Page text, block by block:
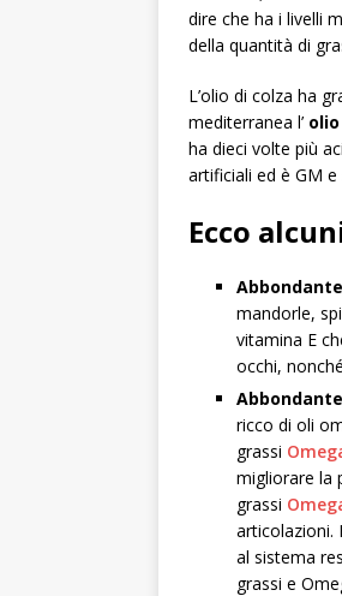
dire che ha i livelli
della quantità di
L’olio di colza ha
mediterranea l’
ha dieci volte più
artificiali ed è GM
Ecco
mandorle,
vitamina E
occhi,
ricco di oli
grassi
migliorare la
grassi
articolazioni.
al sistema
grassi e